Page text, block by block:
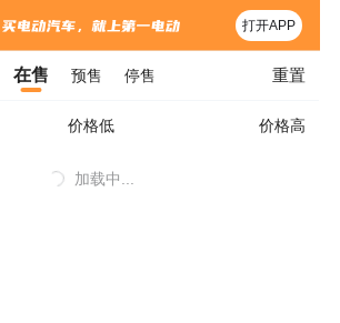
打开APP
在售 预售 停售 重置
价格低 价格高
加载中...